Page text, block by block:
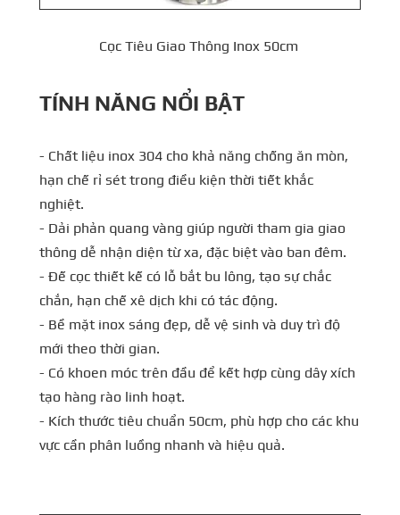
Cọc Tiêu Giao Thông Inox 50cm
TÍNH NĂNG NỔI BẬT
- Chất liệu inox 304 cho khả năng chống ăn mòn,
hạn chế rỉ sét trong điều kiện thời tiết khắc
nghiệt.
- Dải phản quang vàng giúp người tham gia giao
thông dễ nhận diện từ xa, đặc biệt vào ban đêm.
- Đế cọc thiết kế có lỗ bắt bu lông, tạo sự chắc
chắn, hạn chế xê dịch khi có tác động.
- Bề mặt inox sáng đẹp, dễ vệ sinh và duy trì độ
mới theo thời gian.
- Có khoen móc trên đầu để kết hợp cùng dây xích
tạo hàng rào linh hoạt.
- Kích thước tiêu chuẩn 50cm, phù hợp cho các khu
vực cần phân luồng nhanh và hiệu quả.